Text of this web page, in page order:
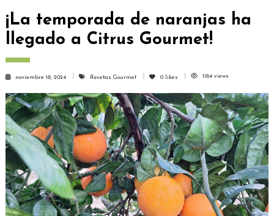
¡La temporada de naranjas ha
llegado a Citrus Gourmet!
noviembre 18, 2024 Recetas Gourmet 0 likes 1184 views